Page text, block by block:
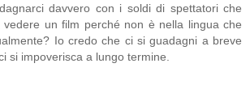
davvero con i soldi di spettatori che
vedere un film perché non è nella lingua che
Io credo che ci si guadagni a breve
si impoverisca a lungo termine.